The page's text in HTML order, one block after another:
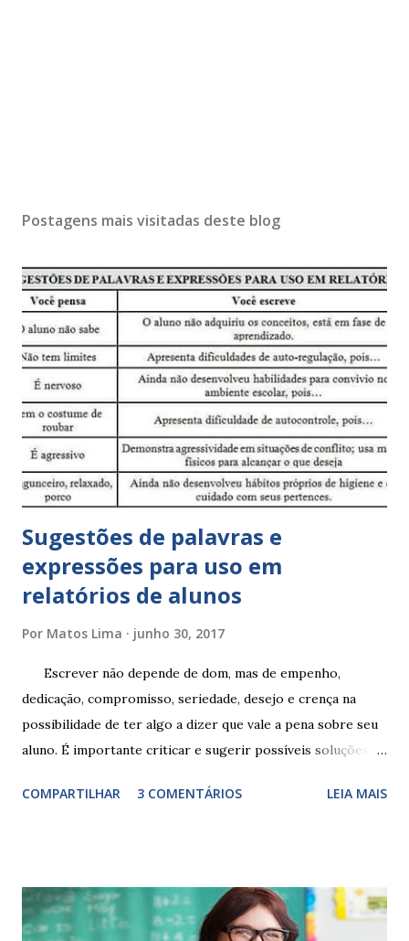
Postagens mais visitadas deste blog
Sugestões de palavras e
expressões para uso em
relatórios de alunos
Por Matos Lima junho 30, 2017
Escrever não depende de dom, mas de empenho,
dedicação, compromisso, seriedade, desejo e crença na
possibilidade de ter algo a dizer que vale a pena sobre seu
aluno. É importante criticar e sugerir possíveis soluções.
exercitação. E encontrar a melhor maneira de expressar o
sempre as intervenções feitas para ações apresentadas,
isso ressalta trabalho. SUGESTÕES DE PALAVRAS E
COMPARTILHAR 3 COMENTÁRIOS LEIA MAIS